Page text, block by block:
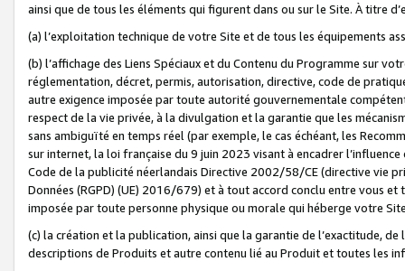
ainsi que de tous les éléments qui figurent dans ou sur le Site. À titre
(a) l’exploitation technique de votre Site et de tous les équipements
(b) l’affichage des Liens Spéciaux et du Contenu du Programme sur
réglementation, décret, permis, autorisation, directive, code de
autre exigence imposée par toute autorité gouvernementale
respect de la vie privée, à la divulgation et la garantie que les
sans ambiguïté en temps réel (par exemple, le cas échéant, les
sur internet, la loi française du 9 juin 2023 visant à encadrer
Code de la publicité néerlandais Directive 2002/58/CE (directive vie
Données (RGPD) (UE) 2016/679) et à tout accord conclu entre vous
imposée par toute personne physique ou morale qui héberge votre
(c) la création et la publication, ainsi que la garantie de l’exactitude,
descriptions de Produits et autre contenu lié au Produit et toutes les